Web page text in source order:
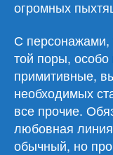
огромных
С персонажами,
той поры,
примитивные,
необходимых
все прочие.
любовная
обычный, но про